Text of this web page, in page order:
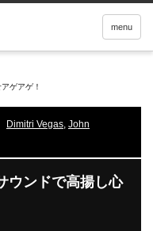
menu
ゲアゲ！
Dimitri Vegas, John
ウンドで高揚し心